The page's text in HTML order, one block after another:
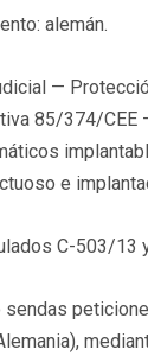
alemán.
—
85/374/CEE
e
C-503/13